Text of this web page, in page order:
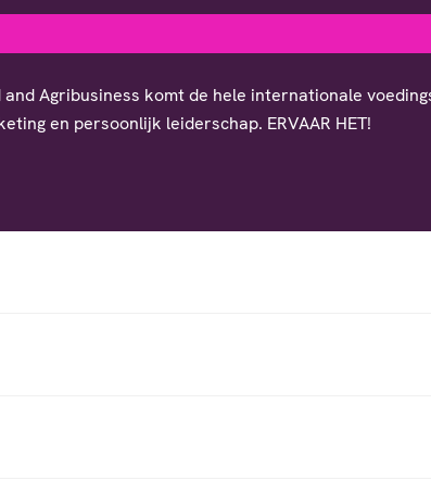
Agribusiness komt de hele internationale
en persoonlijk leiderschap. ERVAAR HET!